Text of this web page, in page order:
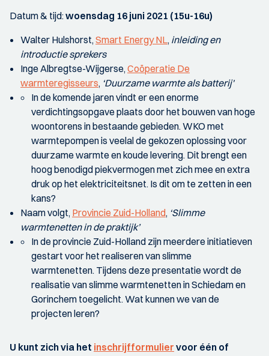
Datum & tijd:woensdag 16 juni 2021 (15u-16u)
Walter Hulshorst,Smart Energy NL, inleiding en
introductie sprekers
Inge Albregtse-Wijgerse,Coöperatie De
warmteregisseurs, ‘Duurzame warmte als batterij'
In de komende jaren vindt er een enorme
verdichtingsopgave plaats door het bouwen van hoge
woontorens in bestaande gebieden. WKO met
warmtepompen is veelal de gekozen oplossing voor
duurzame warmte en koude levering. Dit brengt een
hoog benodigd piekvermogen met zich mee en extra
druk op het elektriciteitsnet. Is dit om te zetten in een
kans?
Naam volgt, Provincie Zuid-Holland, ‘Slimme
warmtenetten in de praktijk’
In de provincie Zuid-Holland zijn meerdere initiatieven
gestart voor het realiseren van slimme
warmtenetten. Tijdens deze presentatie wordt de
realisatie van slimme warmtenetten in Schiedam en
Gorinchem toegelicht. Wat kunnen we van de
projecten leren?
U kunt zich via het inschrijfformulier voor één of